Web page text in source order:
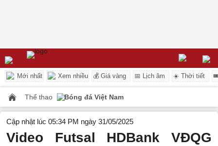
Mới nhất Xem nhiều 💰 Giá vàng 📅 Lịch âm ☀️ Thời tiết
Thể thao Bóng đá Việt Nam
Cập nhật lúc 05:34 PM ngày 31/05/2025
Video Futsal HDBank VĐQG